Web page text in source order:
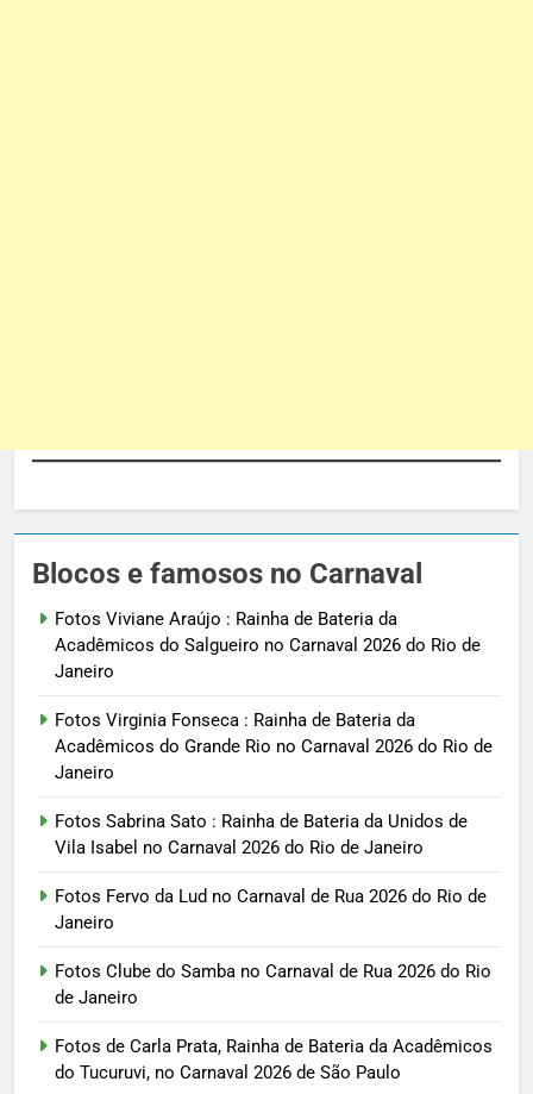
Blocos e famosos no Carnaval
Fotos Viviane Araújo : Rainha de Bateria da
Acadêmicos do Salgueiro no Carnaval 2026 do Rio de
Janeiro
Fotos Virginia Fonseca : Rainha de Bateria da
Acadêmicos do Grande Rio no Carnaval 2026 do Rio de
Janeiro
Fotos Sabrina Sato : Rainha de Bateria da Unidos de
Vila Isabel no Carnaval 2026 do Rio de Janeiro
Fotos Fervo da Lud no Carnaval de Rua 2026 do Rio de
Janeiro
Fotos Clube do Samba no Carnaval de Rua 2026 do Rio
de Janeiro
Fotos de Carla Prata, Rainha de Bateria da Acadêmicos
do Tucuruvi, no Carnaval 2026 de São Paulo